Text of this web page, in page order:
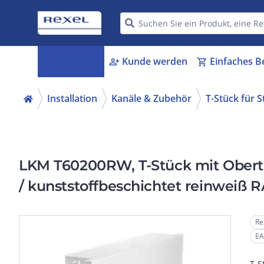
person_add Kunde werden shopping_cart Einfaches
Installation Kanäle & Zubehör T-Stück für
LKM T60200RW, T-Stück mit
/ kunststoffbeschichtet reinweiß